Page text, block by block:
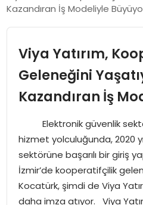
GÜNDEM
İDEAL YAŞAM
İDEAL SPOR
YAŞAM
MAGAZIN
SAĞLIK
Kazandıran İş Modeliyle
Viya Yatırım,
Geleneğini
Kazandıran İş
Elektronik güvenlik
hizmet yolculuğunda, 2020
sektörüne başarılı bir giriş
İzmir’de kooperatifçilik
Kocatürk, şimdi de Viya
daha imza atıyor. Viya